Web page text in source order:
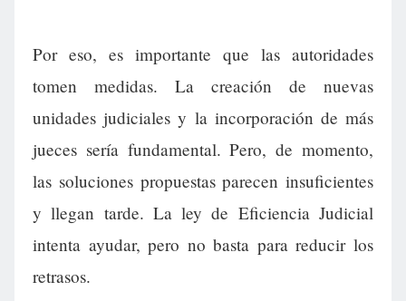
Por eso, es importante que las autoridades
tomen medidas. La creación de nuevas
unidades judiciales y la incorporación de más
jueces sería fundamental. Pero, de momento,
las soluciones propuestas parecen insuficientes
y llegan tarde. La ley de Eficiencia Judicial
intenta ayudar, pero no basta para reducir los
retrasos.